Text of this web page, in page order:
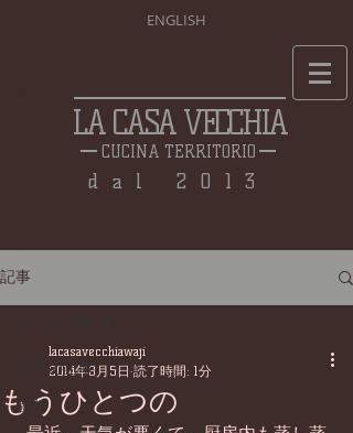
ENGLISH
LA CASA VECCHIA
CUCINA TERRITORIO
dal 2013
記事
全ての記事
食材
もうひとつの
lacasavecchiawaji
2014年8月5日 読了時間: 1分